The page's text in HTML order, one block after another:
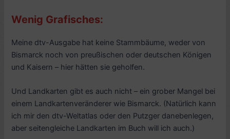
Wenig Grafisches:
Meine dtv-Ausgabe hat keine Stammbäume, weder von
Bismarck noch von preußischen oder deutschen Königen
und Kaisern – hier hätten sie geholfen.
Und Landkarten gibt es auch nicht – ein grober Mangel bei
einem Landkartenveränderer wie Bismarck. (Natürlich kann
ich mir den dtv-Weltatlas oder den Putzger danebenlegen,
aber seitengleiche Landkarten im Buch will ich auch.)